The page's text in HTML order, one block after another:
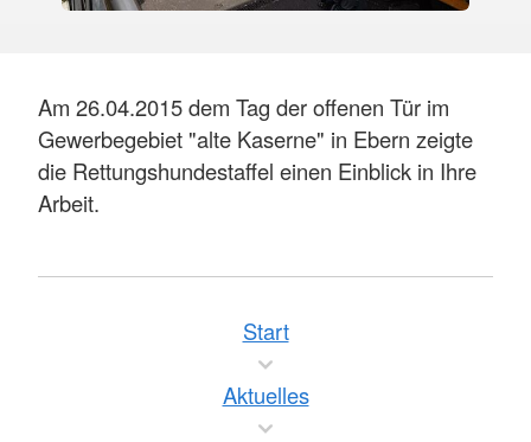
Am 26.04.2015 dem Tag der offenen Tür im
Gewerbegebiet "alte Kaserne" in Ebern zeigte
die Rettungshundestaffel einen Einblick in Ihre
Arbeit.
Start
Aktuelles